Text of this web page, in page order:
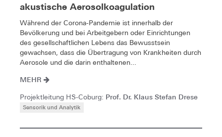
akustische Aerosolkoagulation
Während der Corona-Pandemie ist innerhalb der
Bevölkerung und bei Arbeitgebern oder Einrichtungen
des gesellschaftlichen Lebens das Bewusstsein
gewachsen, dass die Übertragung von Krankheiten durch
Aerosole und die darin enthaltenen...
MEHR
Projektleitung HS-Coburg: Prof. Dr. Klaus Stefan Drese
Sensorik und Analytik